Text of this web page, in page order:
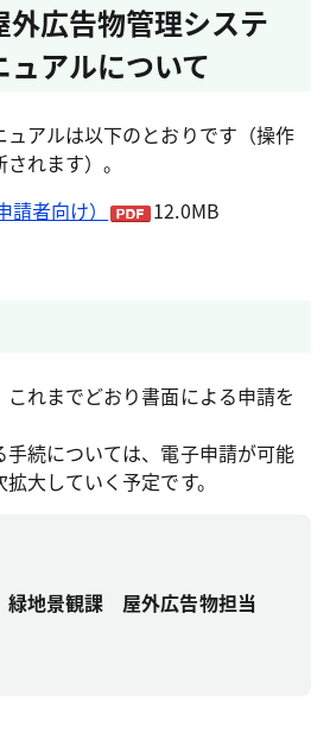
外広告物管理システ
アルについて
アルは以下のとおりです（操作
れます）。
者向け）
12.0MB
れまでどおり書面による申請を
続については、電子申請が可能
大していく予定です。
地景観課 屋外広告物担当